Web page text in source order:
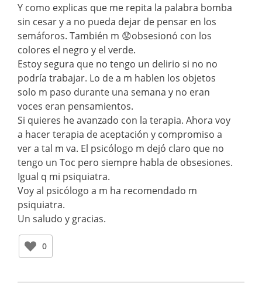
Y como explicas que me repita la palabra bomba
sin cesar y a no pueda dejar de pensar en los
semáforos. También m 😟obsesionó con los
colores el negro y el verde.
Estoy segura que no tengo un delirio si no no
podría trabajar. Lo de a m hablen los objetos
solo m paso durante una semana y no eran
voces eran pensamientos.
Si quieres he avanzado con la terapia. Ahora voy
a hacer terapia de aceptación y compromiso a
ver a tal m va. El psicólogo m dejó claro que no
tengo un Toc pero siempre habla de obsesiones.
Igual q mi psiquiatra.
Voy al psicólogo a m ha recomendado m
psiquiatra.
Un saludo y gracias.
0